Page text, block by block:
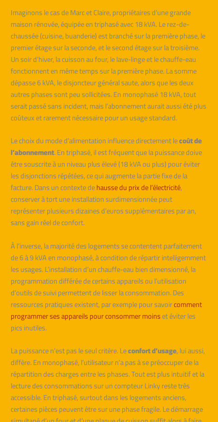
Imaginons le cas de Marc et Claire, propriétaires d’une grande
maison rénovée, équipée en triphasé avec 18 kVA. Le rez-de-
chaussée (cuisine, buanderie) est branché sur la première phase, le
premier étage sur la seconde, et le second étage sur la troisième.
Un soir d’hiver, la cuisson au four, le lave-linge et le chauffe-eau
fonctionnent en même temps sur la première phase. La somme
dépasse 6 kVA, le disjoncteur général saute, alors que les deux
autres phases sont peu sollicitées. En monophasé 18 kVA, tout
serait passé sans incident, mais l’abonnement aurait aussi été plus
coûteux et rarement nécessaire pour un usage standard.
Le choix du mode d’alimentation influence directement lecoût de
l’abonnement. En triphasé, il est fréquent que la puissance doive
être souscrite à un niveau plus élevé (18 kVA ou plus) pour éviter
les disjonctions répétées, ce qui augmente la partie fixe de la
facture. Dans un contexte dehausse du prix de l’électricité,
conserver à tort une installation surdimensionnée peut
représenter plusieurs dizaines d’euros supplémentaires par an,
sans gain réel de confort.
À l’inverse, la majorité des logements se contentent parfaitement
de 6 à 9 kVA en monophasé, à condition de répartir intelligemment
les usages. L’installation d’un chauffe-eau bien dimensionné, la
programmation différée de certains appareils ou l’utilisation
d’outils de suivi permettent de lisser la consommation. Des
ressources pratiques existent, par exemple pour savoircomment
programmer ses appareils pour consommer moinset éviter les
pics inutiles.
La puissance n’est pas le seul critère. Leconfort d’usage, lui aussi,
diffère. En monophasé, l’utilisateur n’a pas à se préoccuper de la
répartition des charges entre les phases. Tout est plus intuitif et la
lecture des consommations sur un compteur Linky reste très
accessible. En triphasé, surtout dans les logements anciens,
certaines pièces peuvent être sur une phase fragile. Le démarrage